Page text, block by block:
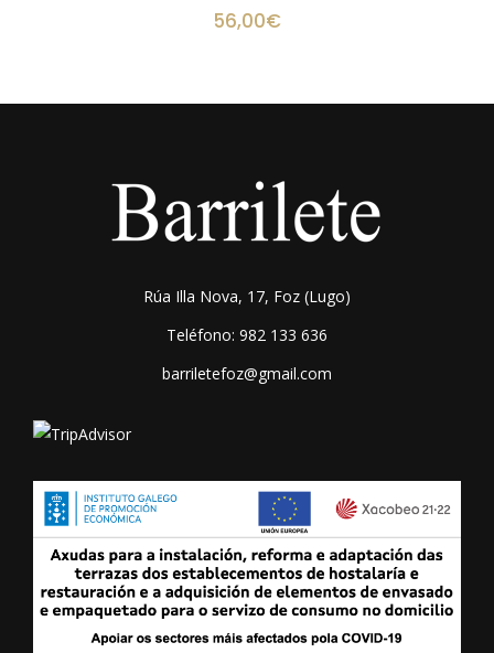
56,00€
Rúa Illa Nova, 17, Foz (Lugo)
Teléfono: 982 133 636
barriletefoz@gmail.com